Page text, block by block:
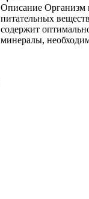
Описание Организм
питательных
содержит
минералы,